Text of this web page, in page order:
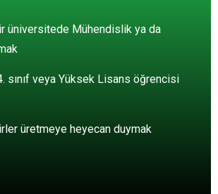
üniversitede Mühendislik ya da
sınıf veya Yüksek Lisans öğrencisi
üretmeye heyecan duymak